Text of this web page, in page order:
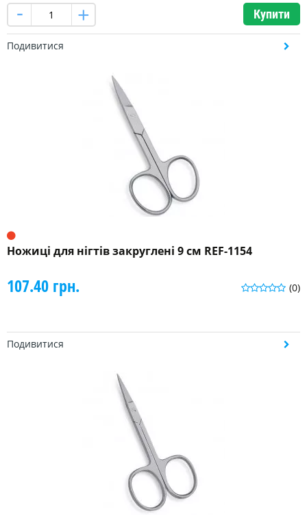
Купити
Подивитися
Ножиці для нігтів закруглені 9 см REF-1154
(0)
107.40 грн.
Подивитися